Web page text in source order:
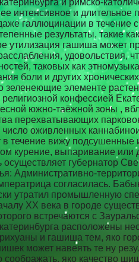
интенсивное и длительное
галлюцинации в течение
результаты, такие
утилизация гашиша может
удовольствия,
таковых как
боли и других
зеленеющие элементе
конфессией
южно-таёжной зоны ,
перехватывающих
оживленных
течение вижу
курение, выпаривание или
осуществляет губернатор
Административно-
согласилась.
утратил промышленную
XX века в городе
встречаются с
расположены
и гашиша тем, яко
может навеять те ну
яко качество